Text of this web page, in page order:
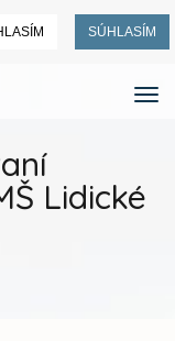
SÚHLASÍM
Lidické